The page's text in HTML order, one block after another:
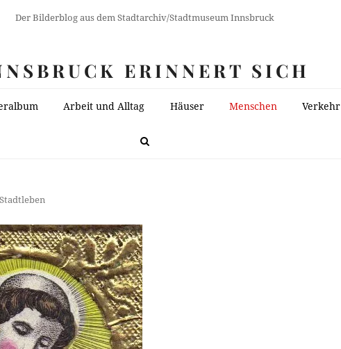
Der Bilderblog aus dem Stadtarchiv/Stadtmuseum Innsbruck
ERINNERT SICH
Arbeit und Alltag Häuser Menschen Verkehr
Stadtleben